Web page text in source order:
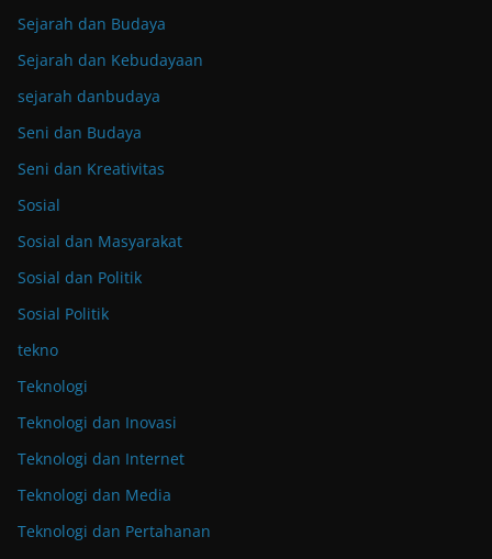
Sejarah dan Budaya
Sejarah dan Kebudayaan
sejarah danbudaya
Seni dan Budaya
Seni dan Kreativitas
Sosial
Sosial dan Masyarakat
Sosial dan Politik
Sosial Politik
tekno
Teknologi
Teknologi dan Inovasi
Teknologi dan Internet
Teknologi dan Media
Teknologi dan Pertahanan